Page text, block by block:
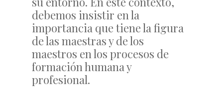
debemos insistir en la
importancia que tiene la figura
de las maestras y de los
maestros en los procesos de
formación humana y
profesional.